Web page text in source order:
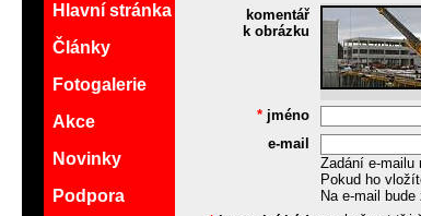
komentář
k obrázku
* jméno
e-mail
Zadání e-mailu
Pokud ho
Na e-mail
Hlavní stránka
Články
Fotogalerie
Akce
Novinky
Podpora